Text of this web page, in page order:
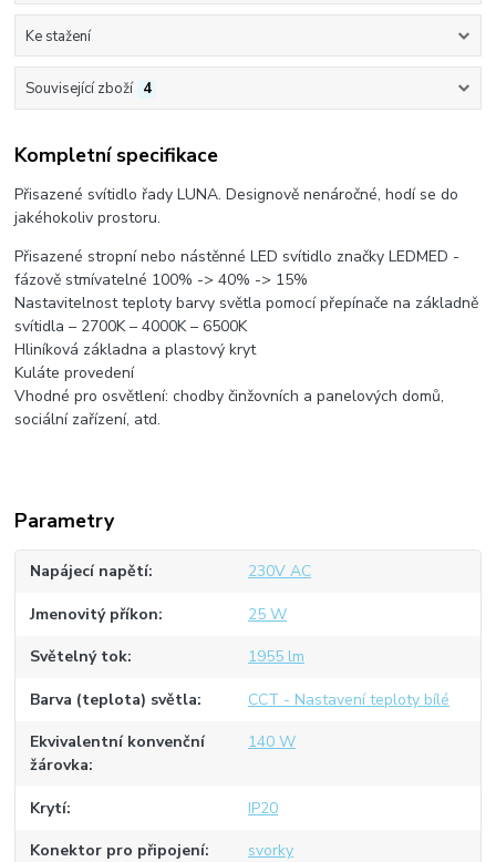
Ke stažení
Související zboží 4
Kompletní specifikace
Přisazené svítidlo řady LUNA. Designově nenáročné, hodí se do
jakéhokoliv prostoru.
Přisazené stropní nebo nástěnné LED svítidlo značky LEDMED -
fázově stmívatelné 100% -> 40% -> 15%
Nastavitelnost teploty barvy světla pomocí přepínače na základně
svítidla – 2700K – 4000K – 6500K
Hliníková základna a plastový kryt
Kuláte provedení
Vhodné pro osvětlení: chodby činžovních a panelových domů,
sociální zařízení, atd.
Parametry
Napájecí napětí 230V AC
Jmenovitý příkon 25 W
Světelný tok 1955 lm
Barva (teplota) světla CCT - Nastavení teploty bílé
Ekvivalentní konvenční
žárovka
140 W
Krytí IP20
Konektor pro připojení svorky